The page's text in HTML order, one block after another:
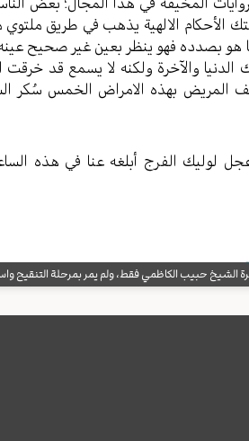
الأحکام الالهیة یذهب في طریق
هو بصدده فهو ینظر بعین غیر صحیح عینه
والآخرة ولکنه لا یسمع قد خرقت
المریض بهذه الامراض الخمس سُکر
عجل لولیك الفرج أبلغه عنا في هذه
حبيب الكاظمي فقط، ولم يمر بمرحلة التنقيح